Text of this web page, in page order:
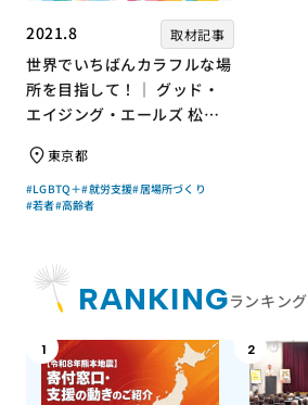
2021.8 取材記事
世界でいちばんカラフルな場
所を目指して！｜ グッド・
エイジング・エールズ 松中
慶子さん【聞き手】
東京都
#LGBTQ＋#就労支援#居場所づくり
#若者#高齢者
RANKINGランキング
1 2